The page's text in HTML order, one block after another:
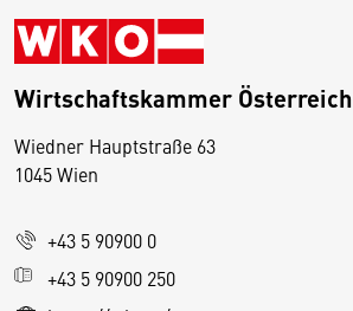
Wirtschaftskammer Österreich
Wiedner Hauptstraße 63
1045 Wien
+43 5 90900 0
+43 5 90900 250
D
s
e